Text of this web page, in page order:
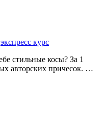
экспресс курс
стильные косы? За 1
авторских причесок. …